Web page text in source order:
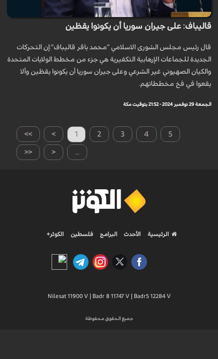
قاليباف: على جيران سوريا أن يكونوا يقظين
قال رئيس مجلس الشورى الاسلامي "محمد باقر قاليباف":إن التحركات
الجديدة للجماعات الإرهابية التكفيرية هي جزء من مخطط الولايات المتحدة
والكيان الصهيوني غير الشرعي وعلى جيران سوريا أن يكونوا يقظين وألا
يقعوا في فخ مخططاتهم.
الجمعة 29 نوفمبر 2024 - 21:52 بتوقيت مكة
>> > 1 2 3 4 5
...
<
<<
الرئيسية الأحدث البرامج فلسطين الكوثر+
Nilesat 11900 V | Badr 8 11747 V | Badr5 12284 V
جميع الحقوق محفوظة